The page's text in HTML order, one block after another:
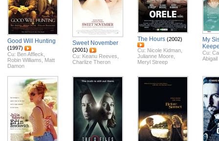
Good Will Hunting
(1997)
Cu: Ben Affleck
Robin Williams
Matt
Damon
Sweet November
(2001)
Cu: Keanu Reeves
Charlize Theron
The Hours (2002)
Cu: Nicole Kidman
Julianne Moore
Meryl Streep
My
Cu:
Abigail